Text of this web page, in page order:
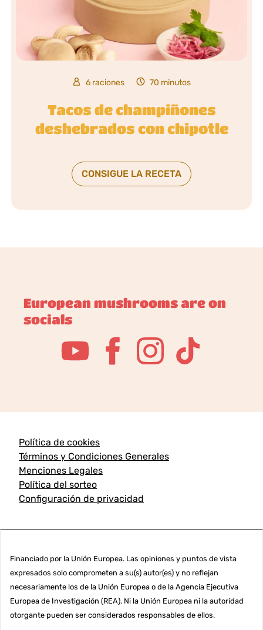
6 raciones 70 minutos
Tacos de champiñones
deshebrados con chipotle
CONSIGUE LA RECETA
European mushrooms are on
socials
Política de cookies
Términos y Condiciones Generales
Menciones Legales
Política del sorteo
Configuración de privacidad
Financiado por la Unión Europea. Las opiniones y puntos de vista
expresados solo comprometen a su(s) autor(es) y no reflejan
necesariamente los de la Unión Europea o de la Agencia Ejecutiva
Europea de Investigación (REA). Ni la Unión Europea ni la autoridad
otorgante pueden ser considerados responsables de ellos.